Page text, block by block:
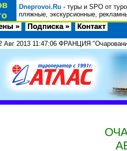
Dneprovoi.Ru - туры и SPO от
пляжные, экскурсионные,
» Подписка » Контакт
Авг 2013 11:47:06 ФРАНЦИЯ